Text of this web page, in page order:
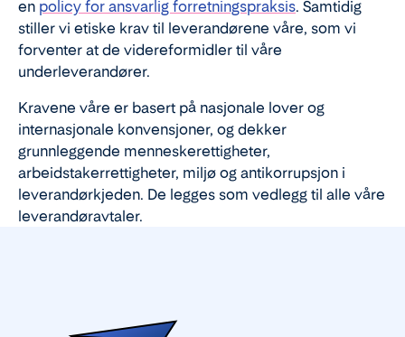
en policy for ansvarlig forretningspraksis. Samtidig
stiller vi etiske krav til leverandørene våre, som vi
forventer at de videreformidler til våre
underleverandører.
Kravene våre er basert på nasjonale lover og
internasjonale konvensjoner, og dekker
grunnleggende menneskerettigheter,
arbeidstakerrettigheter, miljø og antikorrupsjon i
leverandørkjeden. De legges som vedlegg til alle våre
leverandøravtaler.